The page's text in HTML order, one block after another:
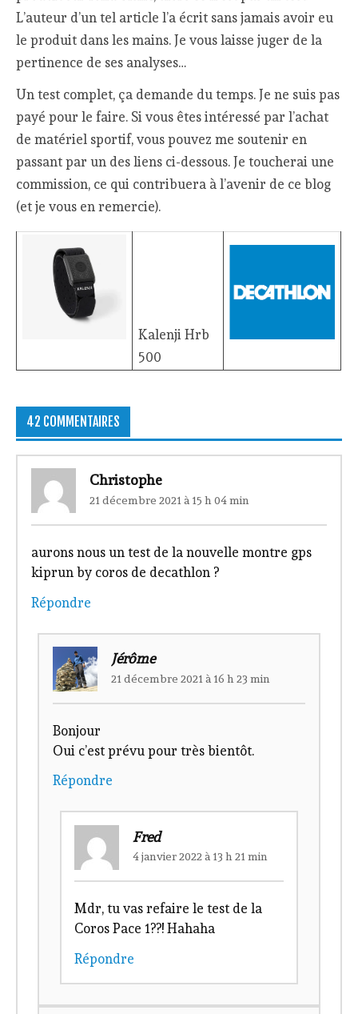
L’auteur d’un tel article l’a écrit sans jamais avoir eu
le produit dans les mains. Je vous laisse juger de la
pertinence de ses analyses…
Un test complet, ça demande du temps. Je ne suis pas
payé pour le faire. Si vous êtes intéressé par l’achat
de matériel sportif, vous pouvez me soutenir en
passant par un des liens ci-dessous. Je toucherai une
commission, ce qui contribuera à l’avenir de ce blog
(et je vous en remercie).
Kalenji Hrb
500
42 COMMENTAIRES
Christophe
21 décembre 2021 à 15 h 04 min
aurons nous un test de la nouvelle montre gps
kiprun by coros de decathlon ?
Répondre
Jérôme
21 décembre 2021 à 16 h 23 min
Bonjour
Oui c’est prévu pour très bientôt.
Répondre
Fred
4 janvier 2022 à 13 h 21 min
Mdr, tu vas refaire le test de la
Coros Pace 1??! Hahaha
Répondre